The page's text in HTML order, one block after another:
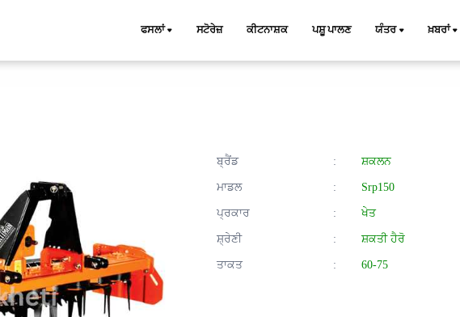
ਫਸਲਾਂ ਸਟੋਰੇਜ਼ ਕੀਟਨਾਸ਼ਕ ਪਸ਼ੂ ਪਾਲਣ ਯੰਤਰ ਖ਼ਬਰਾਂ
ਬ੍ਰੈਂਡ :
ਸ਼ਕਲਨ
ਮਾਡਲ
:
Srp150
ਪ੍ਰਕਾਰ
:
ਖੇਤ
ਸ਼੍ਰੇਣੀ
:
ਸ਼ਕਤੀ ਹੈਰੋ
ਤਾਕਤ
: 60-75